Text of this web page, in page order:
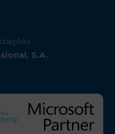
S.A.